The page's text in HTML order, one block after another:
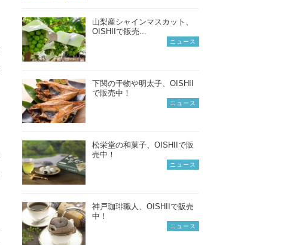
山梨産シャインマスカット、
OISHIIで販売...
ニュース
下関の干物や明太子、OISHII
で販売中！
ニュース
松栄堂の和菓子、OISHIIで販
売中！
ニュース
神戸珈琲職人、OISHIIで販売
中！
ニュース